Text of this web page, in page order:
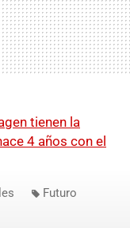
tienen la
4 años con el
Futuro